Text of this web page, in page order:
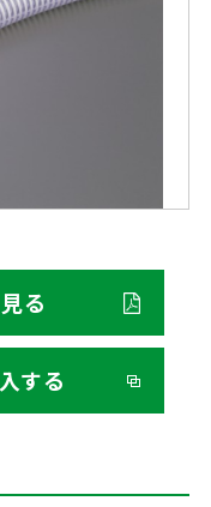
る
する